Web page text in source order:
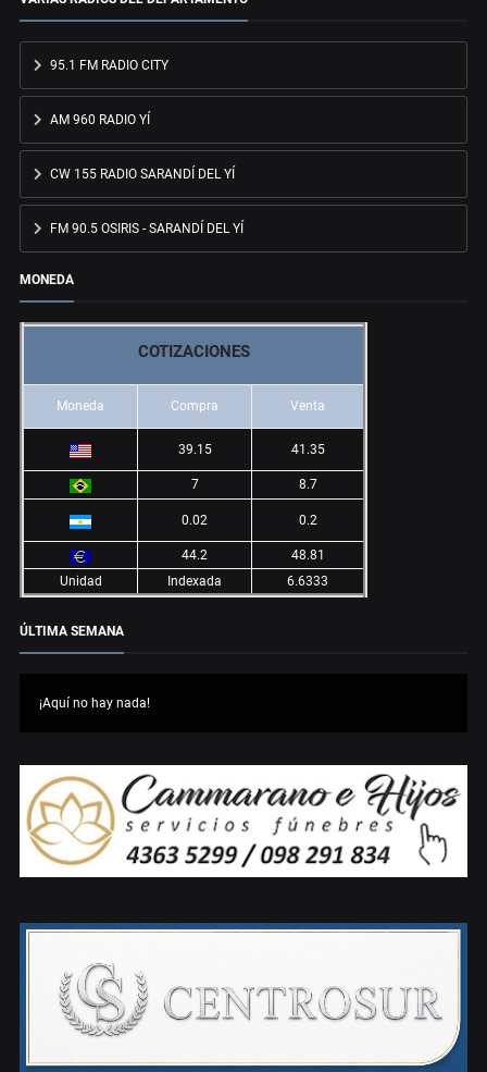
95.1 FM RADIO CITY
AM 960 RADIO YÍ
CW 155 RADIO SARANDÍ DEL YÍ
FM 90.5 OSIRIS - SARANDÍ DEL YÍ
MONEDA
COTIZACIONES
Moneda Compra Venta
39.15 41.35
7 8.7
0.02 0.2
44.2
48.81
Unidad
Indexada 6.6333
ÚLTIMA SEMANA
¡Aquí no hay nada!